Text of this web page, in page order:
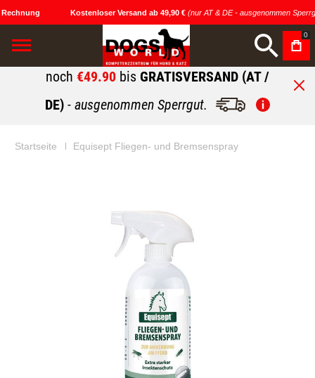
Kostenloser Versand ab 49,90 €(nur AT & DE - ausgenommen
0
noch €49.90 bis GRATISVERSAND (AT /
DE) - ausgenommen Sperrgut.
Startseite Equisept Fliegen- und Bremsenspray